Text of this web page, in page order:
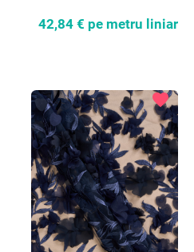
42,84 € pe metru liniar
favorite